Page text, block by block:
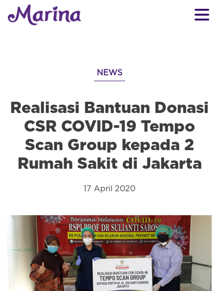
NEWS
Realisasi Bantuan Donasi
CSR COVID-19 Tempo
Scan Group kepada 2
Rumah Sakit di Jakarta
17 April 2020